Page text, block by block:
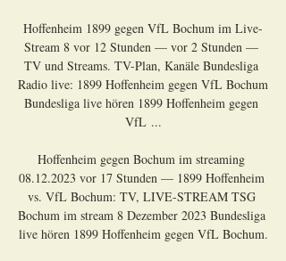
Hoffenheim 1899 gegen VfL Bochum im Live-
Stream 8 vor 12 Stunden — vor 2 Stunden —
TV und Streams. TV-Plan, Kanäle Bundesliga
Radio live: 1899 Hoffenheim gegen VfL Bochum
Bundesliga live hören 1899 Hoffenheim gegen
VfL ...
Hoffenheim gegen Bochum im streaming
08.12.2023 vor 17 Stunden — 1899 Hoffenheim
vs. VfL Bochum: TV, LIVE-STREAM TSG
Bochum im stream 8 Dezember 2023 Bundesliga
live hören 1899 Hoffenheim gegen VfL Bochum.